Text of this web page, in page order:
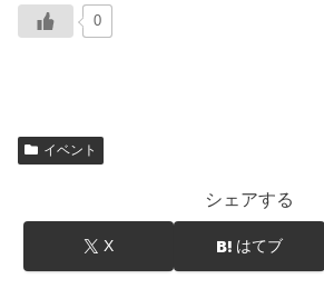
0
イベント
シェアする
X はてブ